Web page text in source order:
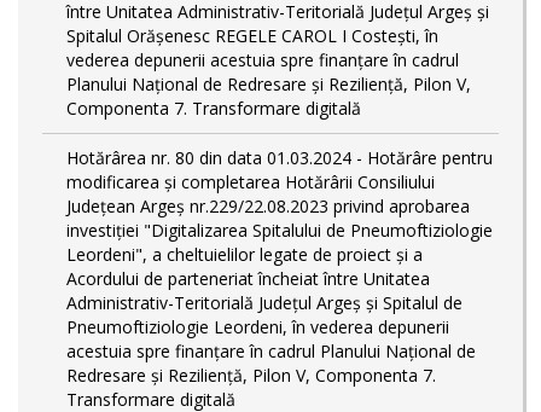
între Unitatea Administrativ-Teritorială Județul Argeș și
Spitalul Orășenesc REGELE CAROL I Costești, în
vederea depunerii acestuia spre finanțare în cadrul
Planului Național de Redresare și Reziliență, Pilon V,
Componenta 7. Transformare digitală
Hotărârea nr. 80 din data 01.03.2024 - Hotărâre pentru
modificarea și completarea Hotărârii Consiliului
Județean Argeș nr.229/22.08.2023 privind aprobarea
investiției "Digitalizarea Spitalului de Pneumoftiziologie
Leordeni", a cheltuielilor legate de proiect și a
Acordului de parteneriat încheiat între Unitatea
Administrativ-Teritorială Județul Argeș și Spitalul de
Pneumoftiziologie Leordeni, în vederea depunerii
acestuia spre finanțare în cadrul Planului Național de
Redresare și Reziliență, Pilon V, Componenta 7.
Transformare digitală